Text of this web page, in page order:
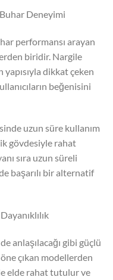
Deneyimi
performansı arayan
biridir. Nargile
dikkat çeken
beğenisini
uzun süre kullanım
gövdesiyle rahat
sıra uzun süreli
başarılı bir alternatif
anlaşılacağı gibi güçlü
çıkan modellerden
elde rahat tutulur ve